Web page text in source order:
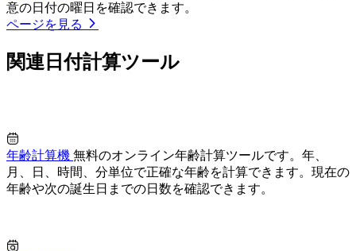
意の日付の曜日を確認できます。
ページを見る
関連日付計算ツール
年齢計算機 無料のオンライン年齢計算ツールです。年、
月、日、時間、分単位で正確な年齢を計算できます。現在の
年齢や次の誕生日までの日数を確認できます。